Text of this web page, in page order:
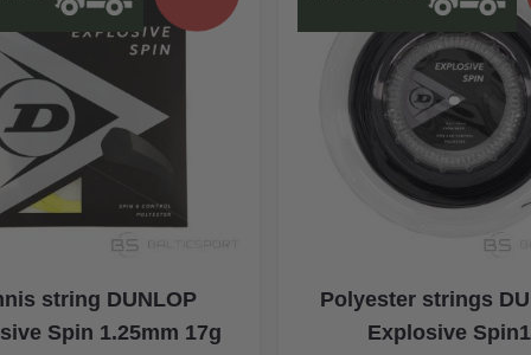
string DUNLOP
Spin 1.25mm 17g
Polyester strings
Explosive